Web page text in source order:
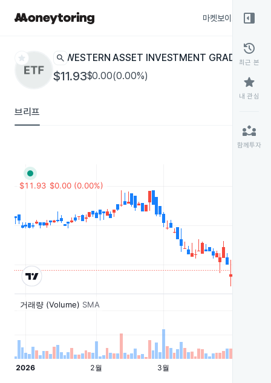
마켓보이스
star search WESTERN ASSET INVESTMENT GRADE
$11.93$0.00(0.00%)
브리프
right_panel_open
history
최근 본
star
내 관심
partner_exchange
함께투자